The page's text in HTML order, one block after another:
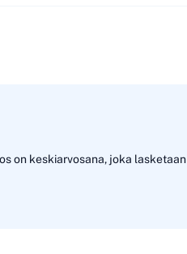
on keskiarvosana, joka lasketaan